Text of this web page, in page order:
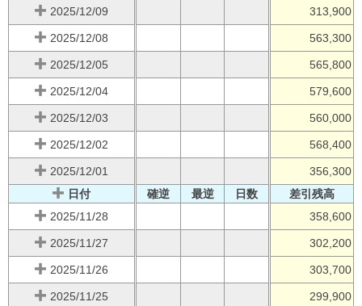
2025/12/09 313,900
2025/12/08 563,300
2025/12/05 565,800
2025/12/04 579,600
2025/12/03 560,000
2025/12/02 568,400
2025/12/01
356,300
日付
確逆 最逆 日数
差引残高
2025/11/28
358,600
2025/11/27 302,200
2025/11/26 303,700
2025/11/25 299,900